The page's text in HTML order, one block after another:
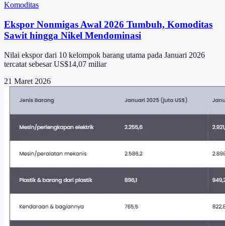
Komoditas
Ekspor Nonmigas Awal 2026 Tumbuh, Komoditas
Sawit hingga Nikel Mendominasi
Nilai ekspor dari 10 kelompok barang utama pada Januari 2026
tercatat sebesar US$14,07 miliar
21 Maret 2026